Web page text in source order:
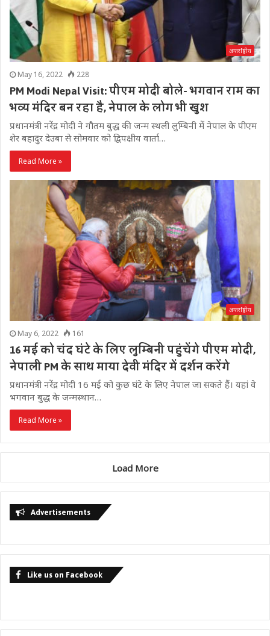
अन्तर्राष्ट्रीय
May 16, 2022 228
PM Modi Nepal Visit: पीएम मोदी बोले- भगवान राम का
भव्य मंदिर बन रहा है, नेपाल के लोग भी खुश
प्रधानमंत्री नरेंद्र मोदी ने गौतम बुद्ध की जन्म स्थली लुम्बिनी में नेपाल के पीएम
शेर बहादुर देउबा से सोमवार को द्विपक्षीय वार्ता…
Read More »
अन्तर्राष्ट्रीय
May 6, 2022 161
16 मई को चंद घंटे के लिए लुम्बिनी पहुंचेंगे पीएम मोदी,
नेपाली PM के साथ माया देवी मंदिर में दर्शन करेंगे
प्रधानमंत्री नरेंद्र मोदी 16 मई को कुछ घंटे के लिए नेपाल जा सकते हैं। यहां वे
भगवान बुद्ध के जन्मस्थान…
Read More »
Load More
Advertisements
Like us on Facebook